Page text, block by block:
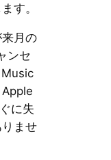
す。
月の
ンセ
に失
ませ